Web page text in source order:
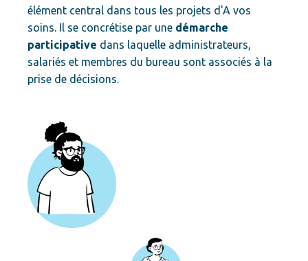
élément central dans tous les projets d'A vos
soins. Il se concrétise par une démarche
participative dans laquelle administrateurs,
salariés et membres du bureau sont associés à la
prise de décisions.